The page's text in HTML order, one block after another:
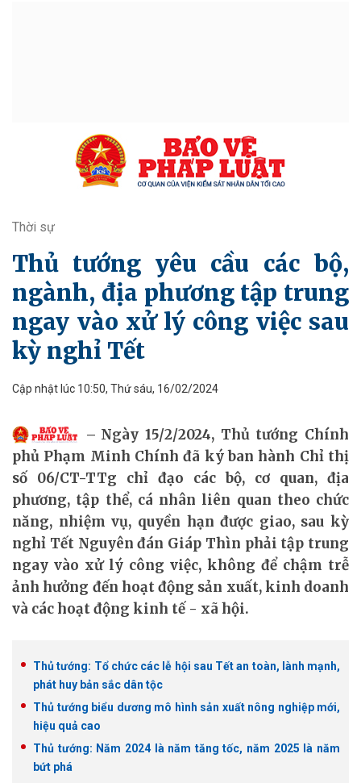
Thời sự
Thủ tướng yêu cầu các bộ,
ngành, địa phương tập trung
ngay vào xử lý công việc sau
kỳ nghỉ Tết
Cập nhật lúc 10:50, Thứ sáu, 16/02/2024
Ngày 15/2/2024, Thủ tướng Chính
phủ Phạm Minh Chính đã ký ban hành Chỉ thị
số 06/CT-TTg chỉ đạo các bộ, cơ quan, địa
phương, tập thể, cá nhân liên quan theo chức
năng, nhiệm vụ, quyền hạn được giao, sau kỳ
nghỉ Tết Nguyên đán Giáp Thìn phải tập trung
ngay vào xử lý công việc, không để chậm trễ
ảnh hưởng đến hoạt động sản xuất, kinh doanh
và các hoạt động kinh tế - xã hội.
Thủ tướng: Tổ chức các lễ hội sau Tết an toàn, lành mạnh,
phát huy bản sắc dân tộc
Thủ tướng biểu dương mô hình sản xuất nông nghiệp mới,
hiệu quả cao
Thủ tướng: Năm 2024 là năm tăng tốc, năm 2025 là năm
bứt phá